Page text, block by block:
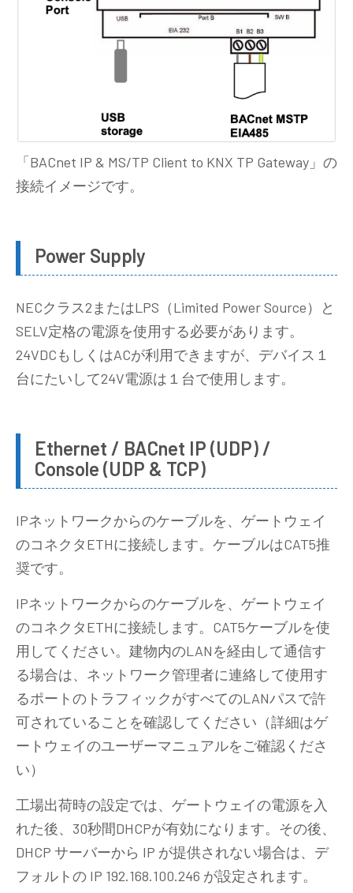
「BACnet IP & MS/TP Client to KNX TP Gateway」の
接続イメージです。
Power Supply
NECクラス2またはLPS（Limited Power Source）と
SELV定格の電源を使用する必要があります。
24VDCもしくはACが利用できますが、デバイス１
台にたいして24V電源は１台で使用します。
Ethernet / BACnet IP (UDP) /
Console (UDP & TCP)
IPネットワークからのケーブルを、ゲートウェイ
のコネクタETHに接続します。ケーブルはCAT5推
奨です。
IPネットワークからのケーブルを、ゲートウェイ
のコネクタETHに接続します。CAT5ケーブルを使
用してください。建物内のLANを経由して通信す
る場合は、ネットワーク管理者に連絡して使用す
るポートのトラフィックがすべてのLANパスで許
可されていることを確認してください（詳細はゲ
ートウェイのユーザーマニュアルをご確認くださ
い）
工場出荷時の設定では、ゲートウェイの電源を入
れた後、30秒間DHCPが有効になります。その後、
DHCP サーバーから IP が提供されない場合は、デ
フォルトの IP 192.168.100.246 が設定されます。